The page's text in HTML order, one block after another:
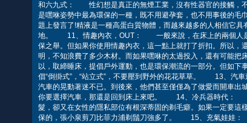
和六九式： 性幻想是真正的無煙工業，沒有性器官的接觸，
是嘿咻姿勢中最為環保的一種，既不用避孕套，也不用事後
題上發言了!精液是一種高蛋白質物體，而越來越多的人相信它
地。 11、情趣內衣，OUT： 一般來說，在床上的兩個人是
保之舉。但如果你使用情趣內衣，這一點上就打了折扣。所
明，不知浪費了多少木材。而如果嘿咻的太過投入，還有可能
以，取締睡床，提倡戶外運動，也是環保潮流的一部分。但如
倡“倒掛式”，“站立式”，不要壓到野外的花花草草。 13、汽
汽車的晃動著迷不已。到後來，他們甚至僅僅為了做愛而開車
你要選擇汽車，那還是回到床上來吧。 14、冷兵器時代：
髮，卻又在女性的隱私部位有根深蒂固的剃毛癖。如果一定要
保的，張小泉剪刀比菲力浦剃鬚刀強多了。 15、充氣娃娃